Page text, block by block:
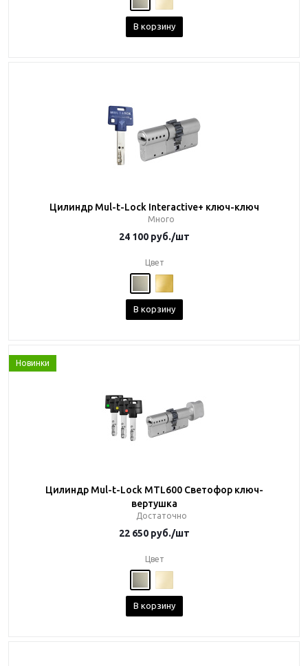
В корзину
Цилиндр Mul-t-Lock Interactive+ ключ-ключ
Много
24 100 руб./шт
Цвет
В корзину
Новинки
Цилиндр Mul-t-Lock MTL600 Светофор ключ-
вертушка
Достаточно
22 650 руб./шт
Цвет
В корзину